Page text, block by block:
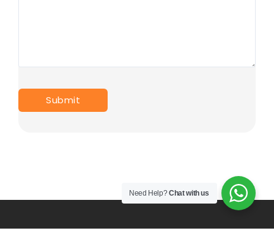
Need Help?Chat with us